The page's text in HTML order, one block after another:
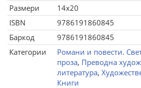
Размери
14x20
ISBN
9786191860845
Баркод
9786191860845
Категории
Романи и повести.
проза, Преводна
литература,
Книги